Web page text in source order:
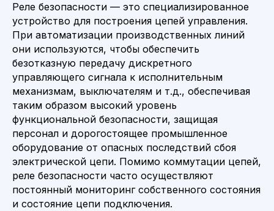
Реле безопасности — это специализированное
устройство для построения цепей управления.
При автоматизации производственных линий
они используются, чтобы обеспечить
безотказную передачу дискретного
управляющего сигнала к исполнительным
механизмам, выключателям и т.д., обеспечивая
таким образом высокий уровень
функциональной безопасности, защищая
персонал и дорогостоящее промышленное
оборудование от опасных последствий сбоя
электрической цепи. Помимо коммутации цепей,
реле безопасности часто осуществляют
постоянный мониторинг собственного состояния
и состояние цепи подключения.